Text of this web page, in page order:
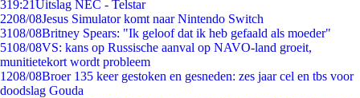
319:21Uitslag NEC - Telstar
2208/08Jesus Simulator komt naar Nintendo Switch
3108/08Britney Spears: "Ik geloof dat ik heb gefaald als moeder"
5108/08VS: kans op Russische aanval op NAVO-land groeit,
munitietekort wordt probleem
1208/08Broer 135 keer gestoken en gesneden: zes jaar cel en tbs voor
doodslag Gouda